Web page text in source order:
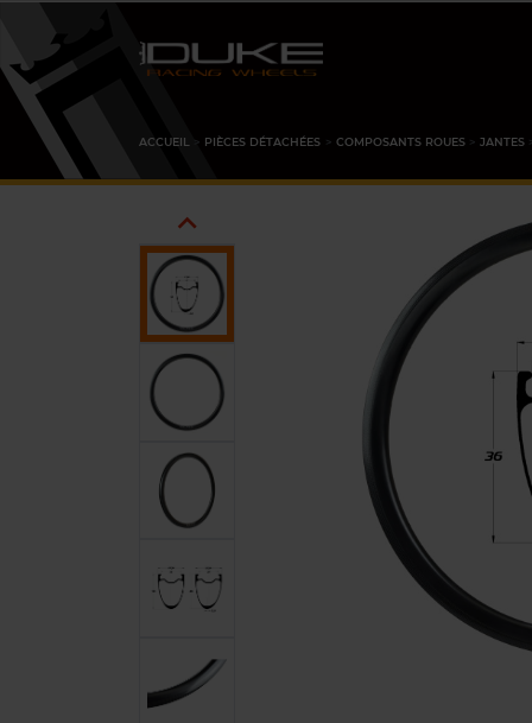
ACCUEIL PIÈCES DÉTACHÉES COMPOSANTS ROUES JANTES
